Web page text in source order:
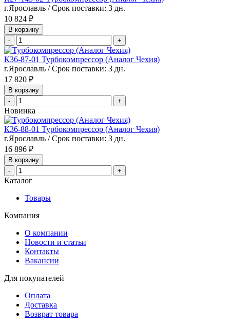
г.Ярославль / Срок поставки: 3 дн.
10 824 ₽
В корзину
-
+
К36-87-01 Турбокомпрессор (Аналог Чехия)
г.Ярославль / Срок поставки: 3 дн.
17 820 ₽
В корзину
-
+
Новинка
К36-88-01 Турбокомпрессор (Аналог Чехия)
г.Ярославль / Срок поставки: 3 дн.
16 896 ₽
В корзину
-
+
Каталог
Товары
Компания
О компании
Новости и статьи
Контакты
Вакансии
Для покупателей
Оплата
Доставка
Возврат товара